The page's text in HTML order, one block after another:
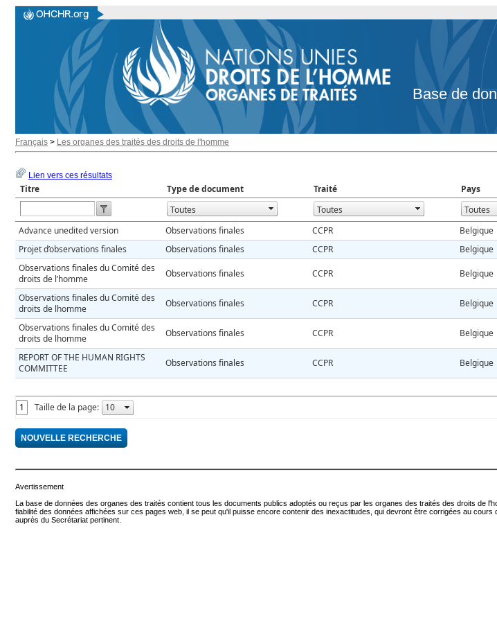
Base de
Français > Les organes des traités des droits de l'homme
Lien vers ces résultats
Titre Type de document Traité Pays
1
Taille de la page:
Advance unedited version Observations finales CCPR Belgique
Projet d’observations finales
Observations finales CCPR Belgique
Observations finales du Comité des
droits de l’homme
Observations finales CCPR Belgique
Observations finales du Comité des
droits de lhomme
Observations finales CCPR Belgique
Observations finales du Comité des
droits de lhomme
Observations finales CCPR Belgique
REPORT OF THE HUMAN RIGHTS
COMMITTEE
Observations finales CCPR Belgique
Avertissement
La base de données des organes des traités contient tous les documents publics adoptés ou reçus par les organes des traités des droits de
fiabilité des données affichées sur ces pages web, il se peut qu'il puisse encore contenir des inexactitudes, qui devront être corrigées au
auprès du Secrétariat pertinent.